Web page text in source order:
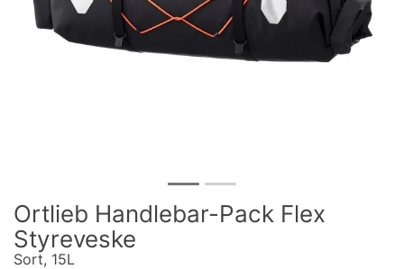
Ortlieb Handlebar-Pack Flex
Styreveske
Sort, 15L